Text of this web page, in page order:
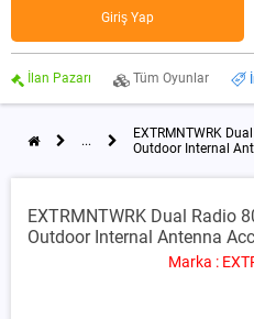
Giriş Yap
İlan Pazarı Tüm Oyunlar
...
EXTRMNTWRK
Outdoor Internal
EXTRMNTWRK Dual Radio
Outdoor Internal Antenna
Marka :